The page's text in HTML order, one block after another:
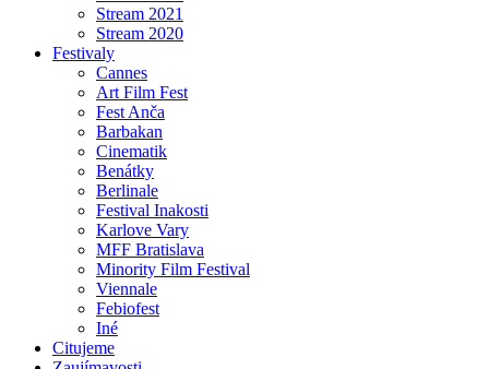
Stream 2021
Stream 2020
Festivaly
Cannes
Art Film Fest
Fest Anča
Barbakan
Cinematik
Benátky
Berlinale
Festival Inakosti
Karlove Vary
MFF Bratislava
Minority Film Festival
Viennale
Febiofest
Iné
Citujeme